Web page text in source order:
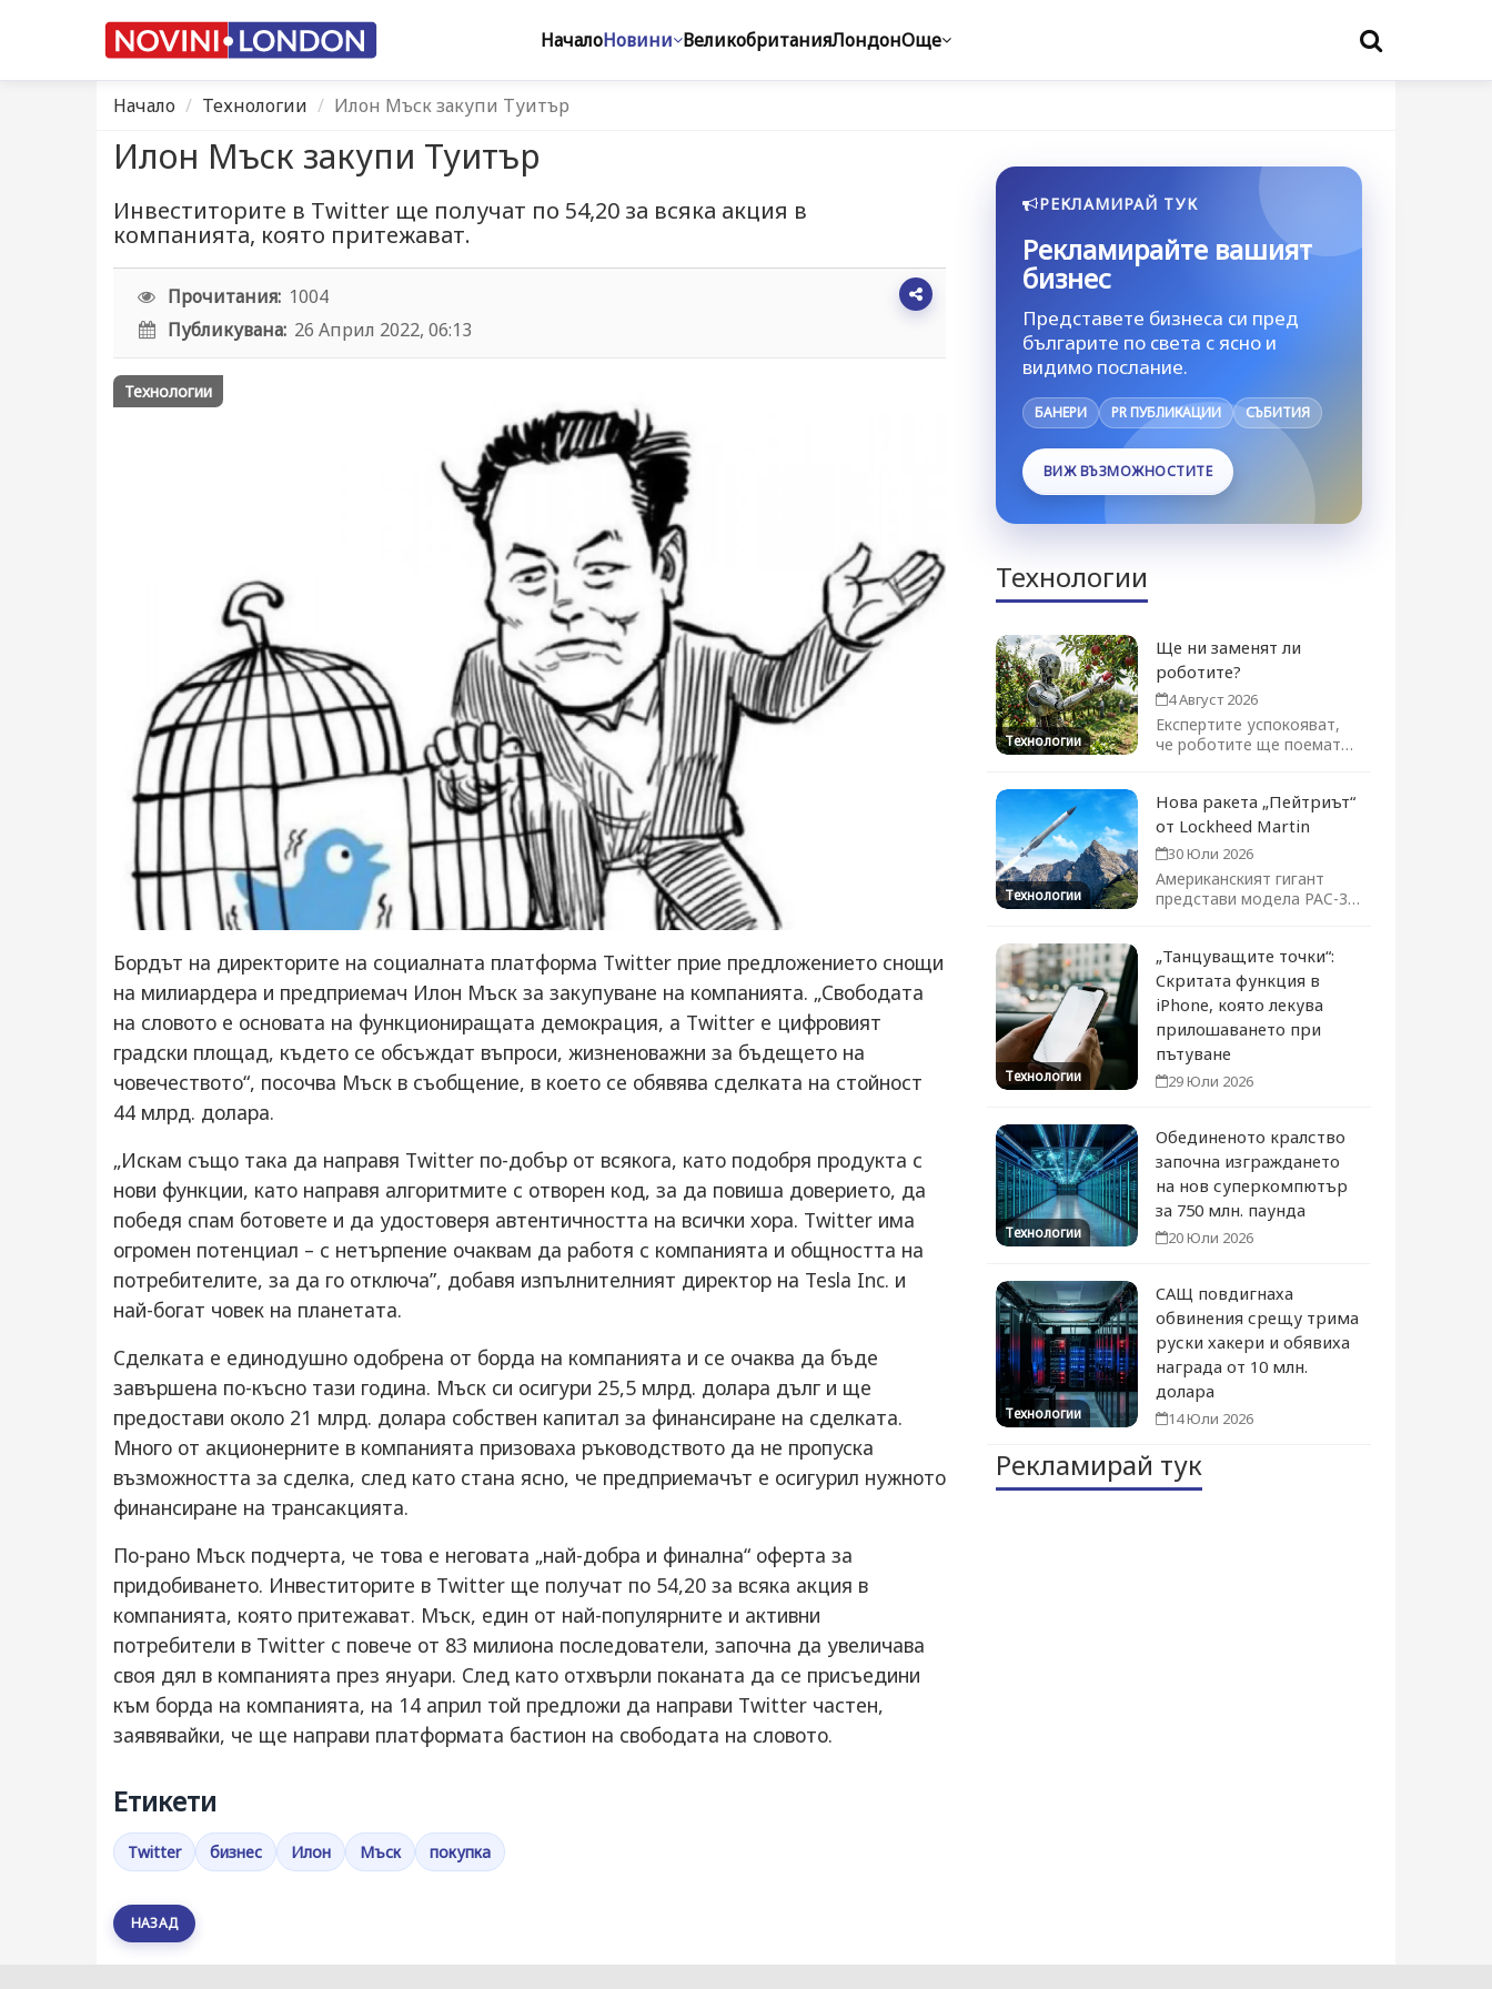
НачалоНовини ВеликобританияЛондонОще
Начало Технологии Илон Мъск закупи Туитър
Илон Мъск закупи Туитър
Инвеститорите в Twitter ще получат по 54,20 за всяка акция в
компанията, която притежават.
Прочитания: 1004
Публикувана: 26 Април 2022, 06:13
Технологии
Бордът на директорите на социалната платформа Twitter прие предложението снощи
на милиардера и предприемач Илон Мъск за закупуване на компанията. „Свободата
на словото е основата на функциониращата демокрация, а Twitter е цифровият
градски площад, където се обсъждат въпроси, жизненоважни за бъдещето на
човечеството“, посочва Мъск в съобщение, в което се обявява сделката на стойност
44 млрд. долара.
„Искам също така да направя Twitter по-добър от всякога, като подобря продукта с
нови функции, като направя алгоритмите с отворен код, за да повиша доверието, да
победя спам ботовете и да удостоверя автентичността на всички хора. Twitter има
огромен потенциал – с нетърпение очаквам да работя с компанията и общността на
потребителите, за да го отключа”, добавя изпълнителният директор на Tesla Inc. и
най-богат човек на планетата.
Сделката е единодушно одобрена от борда на компанията и се очаква да бъде
завършена по-късно тази година. Мъск си осигури 25,5 млрд. долара дълг и ще
предостави около 21 млрд. долара собствен капитал за финансиране на сделката.
Много от акционерните в компанията призоваха ръководството да не пропуска
възможността за сделка, след като стана ясно, че предприемачът е осигурил нужното
финансиране на трансакцията.
По-рано Мъск подчерта, че това е неговата „най-добра и финална“ оферта за
придобиването. Инвеститорите в Twitter ще получат по 54,20 за всяка акция в
компанията, която притежават. Мъск, един от най-популярните и активни
потребители в Twitter с повече от 83 милиона последователи, започна да увеличава
своя дял в компанията през януари. След като отхвърли поканата да се присъедини
към борда на компанията, на 14 април той предложи да направи Twitter частен,
заявявайки, че ще направи платформата бастион на свободата на словото.
Етикети
Twitter бизнес Илон Мъск покупка
НАЗАД
РЕКЛАМИРАЙ ТУК
Рекламирайте вашият
бизнес
Представете бизнеса си пред
българите по света с ясно и
видимо послание.
БАНЕРИ PR ПУБЛИКАЦИИ СЪБИТИЯ
ВИЖ ВЪЗМОЖНОСТИТЕ
Технологии
Технологии
Ще ни заменят ли
роботите?
4 Август 2026
Експертите успокояват,
че роботите ще поемат
Технологии
Нова ракета „Пейтриът“
от Lockheed Martin
30 Юли 2026
Американският гигант
представи модела PAC-3
прехващач...
Технологии
„Танцуващите точки“:
Скритата функция в
iPhone, която лекува
прилошаването при
пътуване
29 Юли 2026
Технологии
Обединеното кралство
започна изграждането
на нов суперкомпютър
за 750 млн. паунда
20 Юли 2026
Технологии
САЩ повдигнаха
обвинения срещу трима
руски хакери и обявиха
награда от 10 млн.
долара
14 Юли 2026
Рекламирай тук